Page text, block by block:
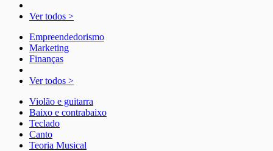
Ver todos >
Empreendedorismo
Marketing
Finanças
Ver todos >
Violão e guitarra
Baixo e contrabaixo
Teclado
Canto
Teoria Musical